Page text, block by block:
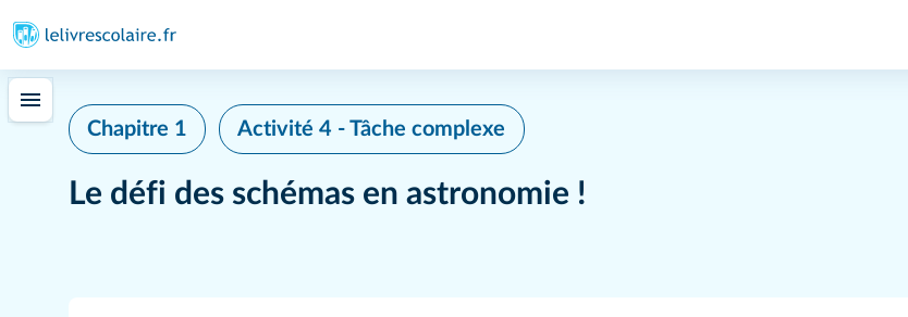
Chapitre 1 Activité 4 - Tâche complexe
Le défi des schémas en astronomie !